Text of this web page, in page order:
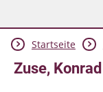
Startseite
Zuse, Konrad